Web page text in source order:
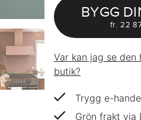
BYGG
fr. 22
Var kan jag se den
butik?
Trygg e-
Grön frakt via